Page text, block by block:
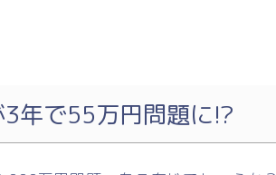
年で55万円問題に!?